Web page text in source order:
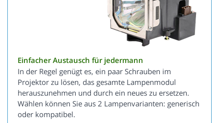
Einfacher Austausch für jedermann
In der Regel genügt es, ein paar Schrauben im
Projektor zu lösen, das gesamte Lampenmodul
herauszunehmen und durch ein neues zu ersetzen.
Wählen können Sie aus 2 Lampenvarianten: generisch
oder kompatibel.